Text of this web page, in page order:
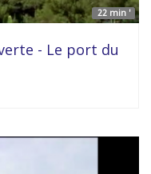
22 min '
- Le port du